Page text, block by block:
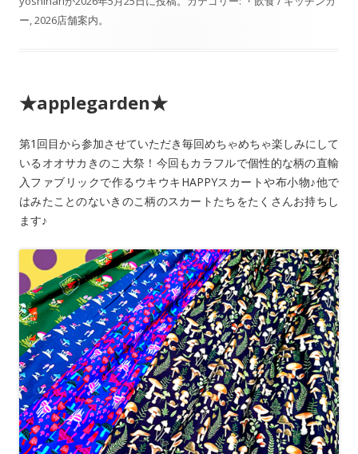
e e
k
ー,2026店舗案内。
★applegarden★
第1回目から参加させていただき毎回めちゃめちゃ楽しみにして
いるオオサカきのこ大祭！今回もカラフルで個性的な柄の直輸
入ファブリックで作るウキウキHAPPYスカートや布小物♪他で
はみたことのないきのこ柄のスカートたちをたくさんお持ちし
ます♪